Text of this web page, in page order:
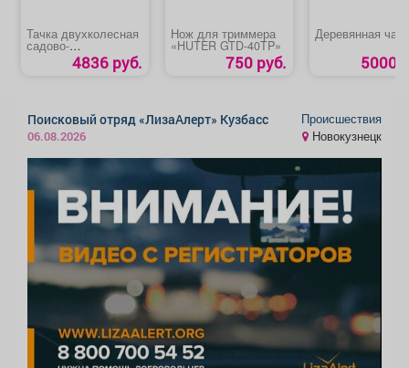
Тачка двухколесная
садово-
строительная
«Palisad»4836 руб.
Нож для триммера
«HUTER GTD-40TP»
750 руб.
Деревянная
5000
Поисковый отряд «ЛизаАлерт» Кузбасс
06.08.2026
Происшествия
Новокузнецк